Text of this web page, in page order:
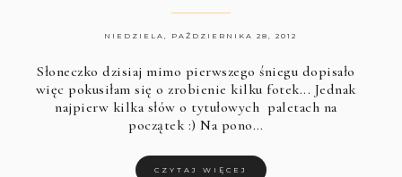
NIEDZIELA, PAŹDZIERNIKA 28, 2012
Słoneczko dzisiaj mimo pierwszego śniegu dopisało
więc pokusiłam się o zrobienie kilku fotek... Jednak
najpierw kilka słów o tytułowych paletach na
początek :) Na pono…
CZYTAJ WIĘCEJ